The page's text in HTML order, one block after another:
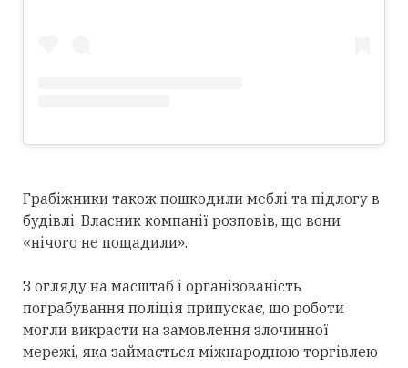
Грабіжники також пошкодили меблі та підлогу в
будівлі. Власник компанії розповів, що вони
«нічого не пощадили».
З огляду на масштаб і організованість
пограбування поліція припускає, що роботи
могли викрасти на замовлення злочинної
мережі, яка займається міжнародною торгівлею